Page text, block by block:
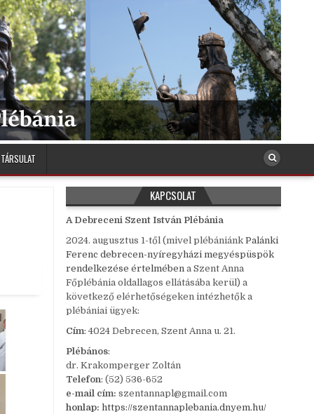
KAPCSOLAT
A Debreceni Szent István Plébánia
2024. augusztus 1-től (mivel plébániánk Palánki
Ferenc debrecen-nyíregyházi megyéspüspök
rendelkezése értelmébena Szent Anna
Főplébánia oldallagos ellátásába kerül) a
következő elérhetőségeken intézhetők a
plébániai ügyek:
Cím: 4024 Debrecen, Szent Anna u. 21.
Plébános:
dr. Krakomperger Zoltán
Telefon: (52) 536-652
e-mail cím: szentannapl@gmail.com
honlap: https://szentannaplebania.dnyem.hu/